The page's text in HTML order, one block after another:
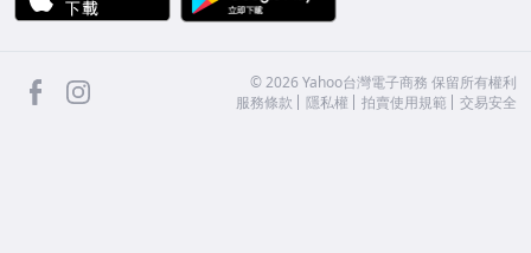
facebook ©2026 Yahoo台灣電子商務 保留所有權利
服務條款
隱私權 拍賣使用規範 交易安全